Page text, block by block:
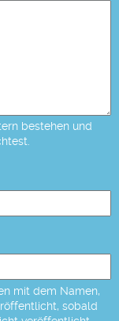
bestehen und
mit dem Namen,
sobald